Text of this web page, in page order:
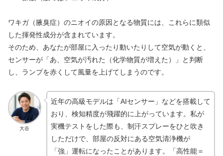
ワキガ（腋臭症）のニオイの原因となる物質には、これらに類似
した揮発性成分が含まれています。
そのため、あなたが部屋に入ったり動いたりして空気が動くと、
センサーが「あ、空気が汚れた（化学物質が増えた）」と判断
し、ランプを赤くして風量を上げてしまうのです。
大谷
近年の高級モデルは「AIセンサー」などを搭載して
おり、検知精度が飛躍的に上がっています。私が
実機テストをした際も、制汗スプレーをひと吹き
しただけで、部屋の反対にある空気清浄機が
「強」運転になったことがあります。「高性能＝